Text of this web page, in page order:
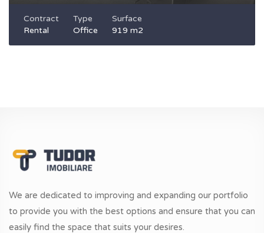
Contract
Rental
Type
Office
Surface
919 m2
We are dedicated to improving and expanding our portfolio
to provide you with the best options and ensure that you can
easily find the space that suits your desires.